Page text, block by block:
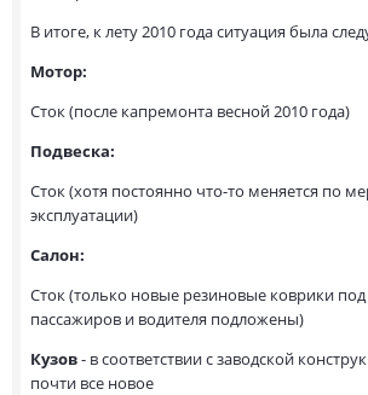
В итоге, к лету 2010 года ситуация была
Мотор:
Сток (после капремонта весной 2010 года)
Подвеска:
Сток (хотя постоянно что-то меняется по
эксплуатации)
Салон:
Сток (только новые резиновые коврики
пассажиров и водителя подложены)
Кузов- в соответствии с заводской
почти все новое